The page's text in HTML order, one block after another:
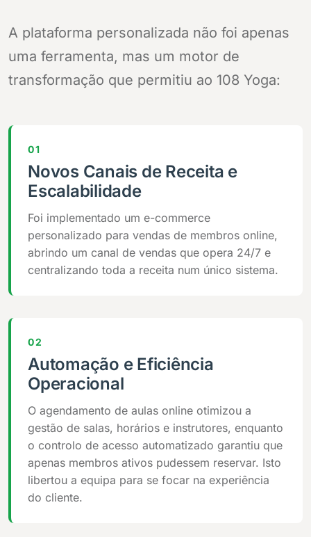
A plataforma personalizada não foi apenas
uma ferramenta, mas um motor de
transformação que permitiu ao 108 Yoga:
01
Novos Canais de Receita e
Escalabilidade
Foi implementado um e-commerce
personalizado para vendas de membros online,
abrindo um canal de vendas que opera 24/7 e
centralizando toda a receita num único sistema.
02
Automação e Eficiência
Operacional
O agendamento de aulas online otimizou a
gestão de salas, horários e instrutores, enquanto
o controlo de acesso automatizado garantiu que
apenas membros ativos pudessem reservar. Isto
libertou a equipa para se focar na experiência
do cliente.